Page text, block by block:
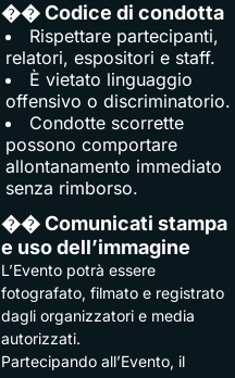
�� Codice di condotta
Rispettare partecipanti,
relatori, espositori e staff.
È vietato linguaggio
offensivo o discriminatorio.
Condotte scorrette
possono comportare
allontanamento immediato
senza rimborso.
�� Comunicati stampa
e uso dell’immagine
L’Evento potrà essere
fotografato, filmato e registrato
dagli organizzatori e media
autorizzati.
Partecipando all’Evento, il